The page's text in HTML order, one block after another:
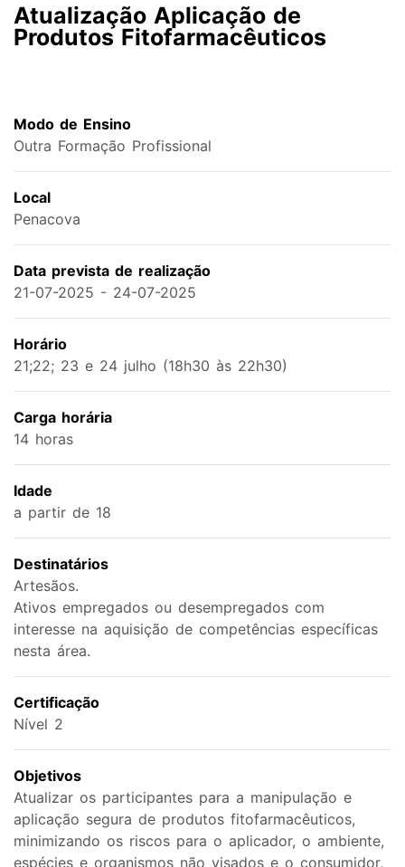
Atualização Aplicação de
Produtos Fitofarmacêuticos
Modo de Ensino
Outra Formação Profissional
Local
Penacova
Data prevista de realização
21-07-2025 - 24-07-2025
Horário
21;22; 23 e 24 julho (18h30 às 22h30)
Carga horária
14 horas
Idade
a partir de 18
Destinatários
Artesãos.
Ativos empregados ou desempregados com
interesse na aquisição de competências específicas
nesta área.
Certificação
Nível 2
Objetivos
Atualizar os participantes para a manipulação e
aplicação segura de produtos fitofarmacêuticos,
minimizando os riscos para o aplicador, o ambiente,
espécies e organismos não visados e o consumidor,